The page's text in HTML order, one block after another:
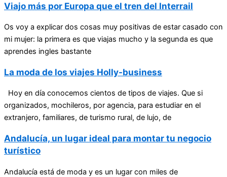
Viajo más por Europa que el tren del Interrail
Os voy a explicar dos cosas muy positivas de estar casado con
mi mujer: la primera es que viajas mucho y la segunda es que
aprendes ingles bastante
La moda de los viajes Holly-business
Hoy en día conocemos cientos de tipos de viajes. Que si
organizados, mochileros, por agencia, para estudiar en el
extranjero, familiares, de turismo rural, de lujo, de
Andalucía, un lugar ideal para montar tu negocio
turístico
Andalucía está de moda y es un lugar con miles de